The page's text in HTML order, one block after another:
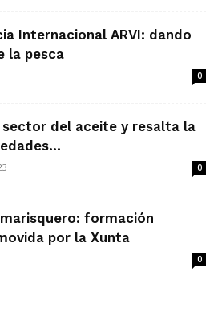
Internacional ARVI: dando
la pesca
0
sector del aceite y resalta la
0
formación
por la Xunta
0